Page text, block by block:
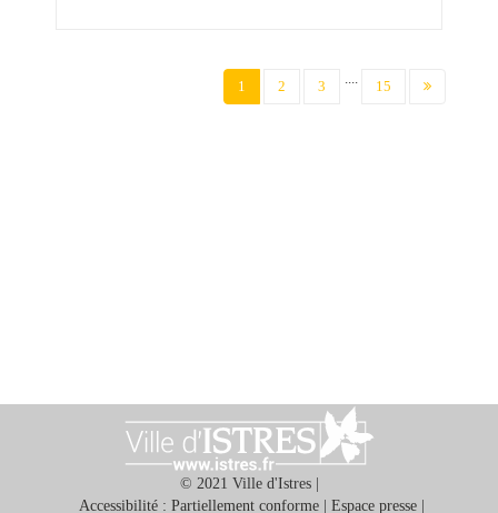
1 (current)
2 3 .... 15
© 2021 Ville d'Istres |
Accessibilité : Partiellement conforme| Espace presse|